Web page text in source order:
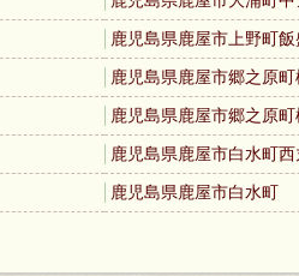
鹿児島県鹿屋市上野町
鹿児島県鹿屋市郷之原
鹿児島県鹿屋市郷之原
鹿児島県鹿屋市白水町
鹿児島県鹿屋市白水町